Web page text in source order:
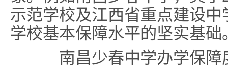
示范学校及江西省重点建设
学校基本保障水平的坚实基础
南昌少春中学办学保障